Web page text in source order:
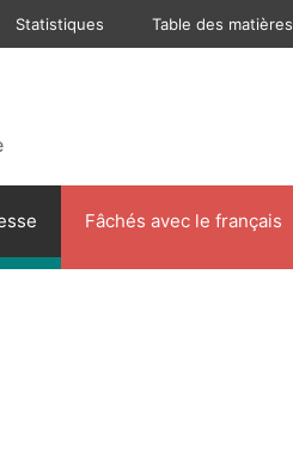
Statistiques Table des matières
Fâchés avec le français